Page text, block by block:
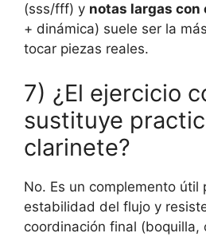
(sss/fff) y notas largas con
+ dinámica) suele ser la
tocar piezas reales.
7) ¿El ejercicio
sustituye
clarinete?
No. Es un complemento útil
estabilidad del flujo y
coordinación final (boquilla,